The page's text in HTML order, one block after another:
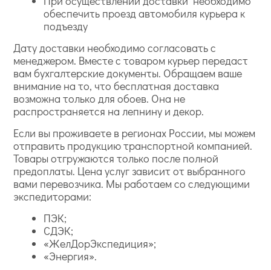
обеспечить проезд автомобиля курьера к
подъезду
Дату доставки необходимо согласовать с
менеджером. Вместе с товаром курьер передаст
вам бухгалтерские документы. Обращаем ваше
внимание на то, что бесплатная доставка
возможна только для обоев. Она не
распространяется на лепнину и декор.
Если вы проживаете в регионах России, мы можем
отправить продукцию транспортной компанией.
Товары отгружаются только после полной
предоплаты. Цена услуг зависит от выбранного
вами перевозчика. Мы работаем со следующими
экспедиторами:
ПЭК;
СДЭК;
«ЖелДорЭкспедиция»;
«Энергия».